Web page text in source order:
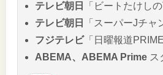
テレビ朝日
「ビートたけし
テレビ朝日
「スーパーJチャ
フジテレビ「日曜報道PRIME
ABEMA、ABEMA Prime ス